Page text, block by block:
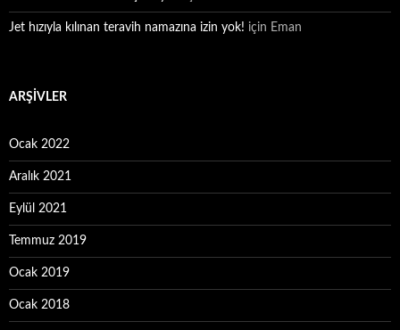
Jet hızıyla kılınan teravih namazına izin yok! için Eman
ARŞIVLER
Ocak 2022
Aralık 2021
Eylül 2021
Temmuz 2019
Ocak 2019
Ocak 2018